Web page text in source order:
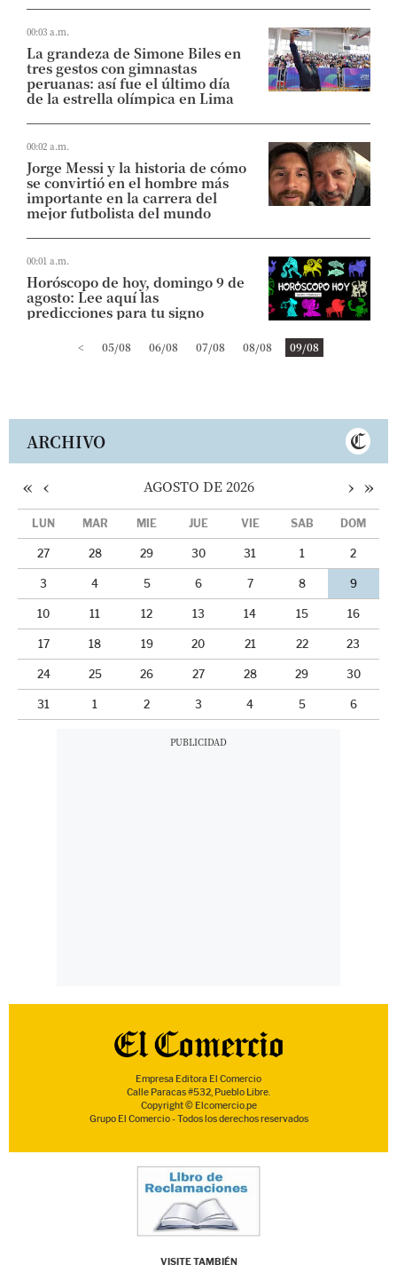
00:03 a.m.
La grandeza de Simone Biles en
tres gestos con gimnastas
peruanas: así fue el último día
de la estrella olímpica en Lima
00:02 a.m.
Jorge Messi y la historia de cómo
se convirtió en el hombre más
importante en la carrera del
mejor futbolista del mundo
00:01 a.m.
Horóscopo de hoy, domingo 9 de
agosto: Lee aquí las
predicciones para tu signo
< 05/08 06/08 07/08 08/08 09/08
ARCHIVO
« ‹ AGOSTO DE 2026 › »
LUN MAR MIÉ JUE VIE SÁB DOM
27 28 29 30 31 1 2
3 4 5 6 7 8 9
10 11 12 13 14 15 16
17 18 19 20 21 22 23
24 25 26 27 28 29 30
31 1 2 3 4 5 6
Empresa Editora El Comercio
Calle Paracas #532, Pueblo Libre.
Copyright © Elcomercio.pe
Grupo El Comercio - Todos los derechos reservados
VISITE TAMBIÉN